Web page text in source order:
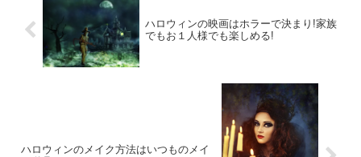
ハロウィンの映画はホラーで決まり!家族
でもお１人様でも楽しめる!
ハロウィンのメイク方法はいつものメイ